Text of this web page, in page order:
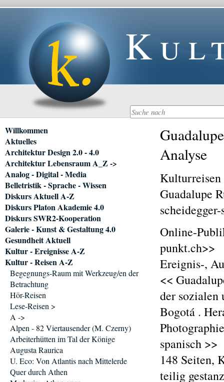
Analyse
Kulturreisen
Guadalupe
Online-
punkt.ch>>
Ereignis-,
<<
der
Bogotá .
spanisch >>
148 Seiten,
teilig
Navigation
überspringen
Willkommen
Aktuelles
Architektur Design 2.0 - 4.0
Architektur Lebensraum A_Z ->
Analog - Digital - Media
Belletristik - Sprache - Wissen
Diskurs Aktuell A-Z
Diskurs Platon Akademie 4.0
Diskurs SWR2-Kooperation
Galerie - Kunst & Gestaltung 4.0
Gesundheit Aktuell
Kultur - Ereignisse A-Z
Kultur - Reisen A-Z
Begegnungs-Raum mit Werkzeug/en der
Betrachtung
Hör-Reisen
Lese-Reisen >
A ->
Alpen - 82 Viertausender (M. Czerny)
Arbeiterhütten im Tal der Könige
Augusta Raurica
U. Eco: Von Atlantis nach Mittelerde
Quer durch Athen